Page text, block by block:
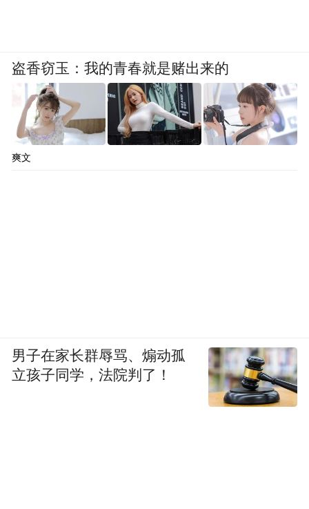
盗香窃玉：我的青春就是赌出来的
爽文
男子在家长群辱骂、煽动孤
立孩子同学，法院判了！